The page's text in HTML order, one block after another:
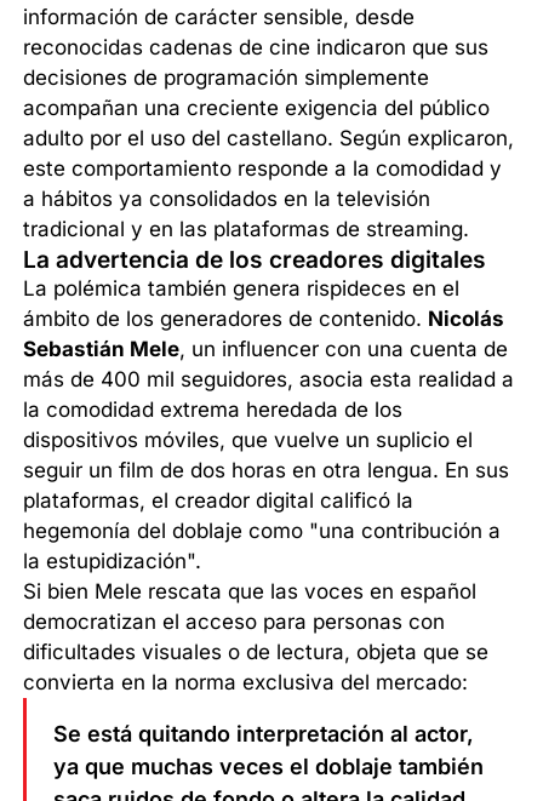
información de carácter sensible, desde
reconocidas cadenas de cine indicaron que sus
decisiones de programación simplemente
acompañan una creciente exigencia del público
adulto por el uso del castellano. Según explicaron,
este comportamiento responde a la comodidad y
a hábitos ya consolidados en la televisión
tradicional y en las plataformas de streaming.
La advertencia de los creadores digitales
La polémica también genera rispideces en el
ámbito de los generadores de contenido. Nicolás
Sebastián Mele, un influencer con una cuenta de
más de 400 mil seguidores, asocia esta realidad a
la comodidad extrema heredada de los
dispositivos móviles, que vuelve un suplicio el
seguir un film de dos horas en otra lengua. En sus
plataformas, el creador digital calificó la
hegemonía del doblaje como "una contribución a
la estupidización".
Si bien Mele rescata que las voces en español
democratizan el acceso para personas con
dificultades visuales o de lectura, objeta que se
convierta en la norma exclusiva del mercado:
Se está quitando interpretación al actor,
ya que muchas veces el doblaje también